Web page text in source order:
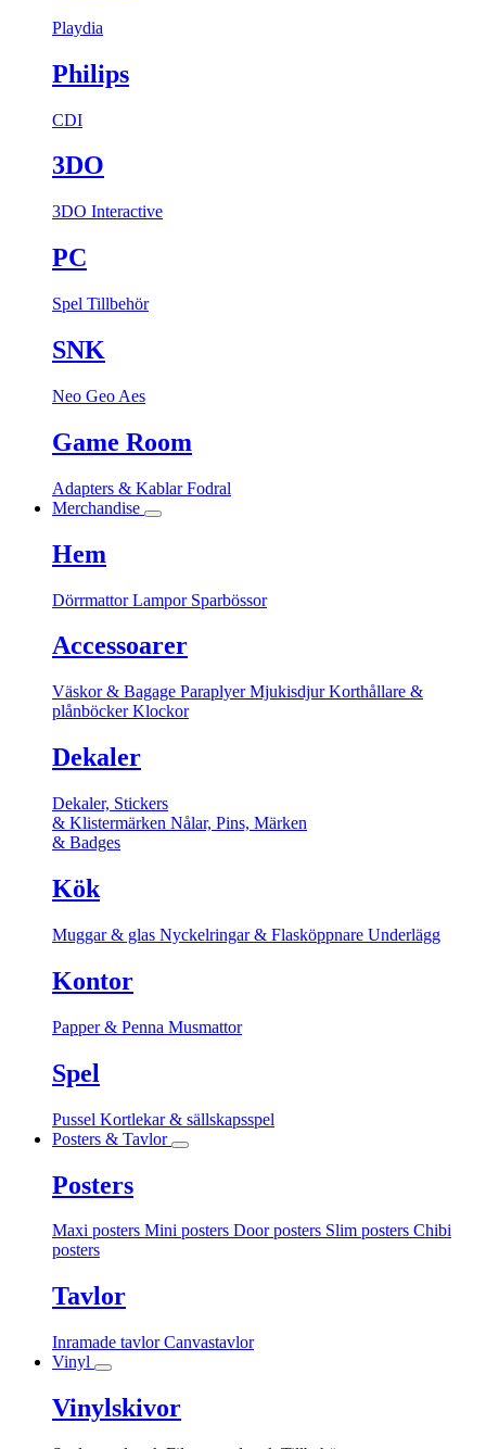
Playdia
Philips
CDI
3DO
3DO Interactive
PC
Spel Tillbehör
SNK
Neo Geo Aes
Game Room
Adapters & KablarFodral
Merchandise
Hem
DörrmattorLampor Sparbössor
Accessoarer
Väskor & Bagage ParaplyerMjukisdjurKorthållare &
plånböckerKlockor
Dekaler
Dekaler, Stickers
& Klistermärken Nålar, Pins, Märken
& Badges
Kök
Muggar & glas Nyckelringar & Flasköppnare Underlägg
Kontor
Papper & Penna Musmattor
Spel
Pussel Kortlekar & sällskapsspel
Posters & Tavlor
Posters
Maxi posters Mini posters Door posters Slim posters Chibi
posters
Tavlor
Inramade tavlorCanvastavlor
Vinyl
Vinylskivor